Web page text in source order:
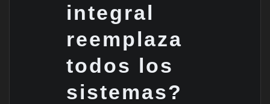
integral
reemplaza
todos los
sistemas?